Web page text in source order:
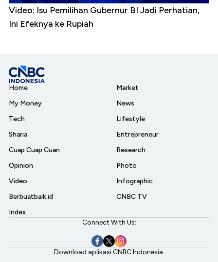
Video: Isu Pemilihan Gubernur BI Jadi Perhatian,
Ini Efeknya ke Rupiah
Home
My Money
Tech
Sharia
Cuap Cuap Cuan
Opinion
Video
Berbuatbaik.id
Index
Market
News
Lifestyle
Entrepreneur
Research
Photo
Infographic
CNBC TV
Connect With Us:
Download aplikasi CNBC Indonesia: